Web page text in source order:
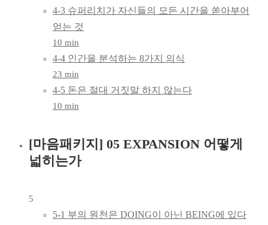
4-3 슈퍼리치가 자신들의 모든 시간을 쏟아부어
얻는 것
10 min
4-4 인간을 분석하는 8가지 의식
23 min
4-5 돈은 절대 거짓말 하지 않는다
10 min
[마음패키지] 05 EXPANSION 어떻게
넓히는가
5
5-1 부의 원천은 DOING이 아닌 BEING에 있다